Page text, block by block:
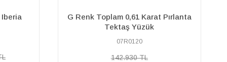
G Renk Toplam 0,34 Karat Pırlanta
Tektaş Yüzük
23R0004
59.180 TL